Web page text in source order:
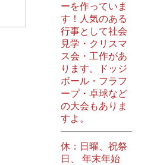
ーを作っていま
す！人気のある
行事として社会
見学・クリスマ
ス会・工作があ
ります。ドッジ
ボール・フラフ
ープ・卓球など
の大会もありま
すよ。
休：日曜、祝祭
日、 年末年始